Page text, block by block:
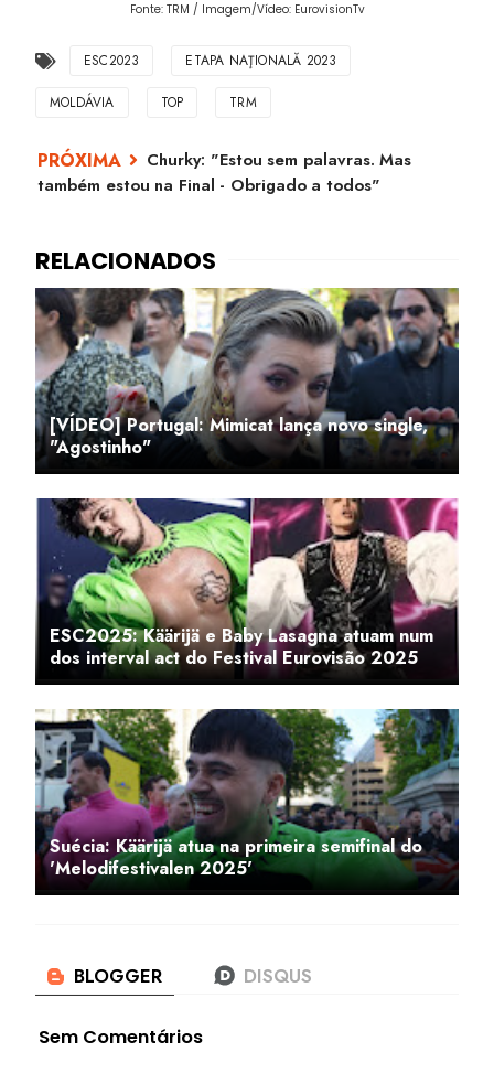
Fonte: TRM / Imagem/Vídeo: EurovisionTv
ESC2023 ETAPA NAŢIONALĂ 2023
MOLDÁVIA TOP TRM
Churky: "Estou sem palavras. Mas
também estou na Final - Obrigado a todos"
[VÍDEO] Portugal: Mimicat lança novo single,
"Agostinho"
ESC2025: Käärijä e Baby Lasagna atuam num
dos interval act do Festival Eurovisão 2025
Suécia: Käärijä atua na primeira semifinal do
'Melodifestivalen 2025'
Sem Comentários